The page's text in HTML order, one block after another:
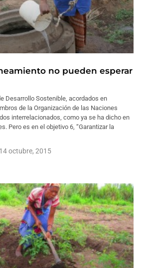
no pueden esperar
Desarrollo Sostenible, acordados en
de la Organización de las Naciones
interrelacionados, como ya se ha dicho en
Pero es en el objetivo 6, “Garantizar la
14 octubre, 2015